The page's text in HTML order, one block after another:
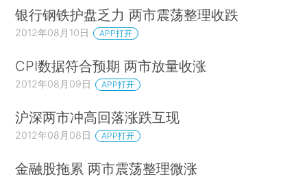
银行钢铁护盘乏力 两市震荡整理收跌
2012年08月10日 APP打开
CPI数据符合预期 两市放量收涨
2012年08月09日 APP打开
沪深两市冲高回落涨跌互现
2012年08月08日 APP打开
金融股拖累 两市震荡整理微涨